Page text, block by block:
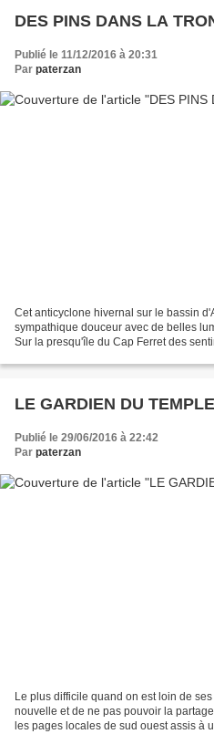
DES PINS DANS LA
Publié le 11/12/2016 à 20:31
Par paterzan
Cet anticyclone hivernal sur le bassin
sympathique douceur avec de belles
Sur la presqu'île du Cap Ferret des
LE GARDIEN DU TEMPLE
Publié le 29/06/2016 à 22:42
Par paterzan
Le plus difficile quand on est loin de
nouvelle et de ne pas pouvoir la
les pages locales de sud ouest assis à